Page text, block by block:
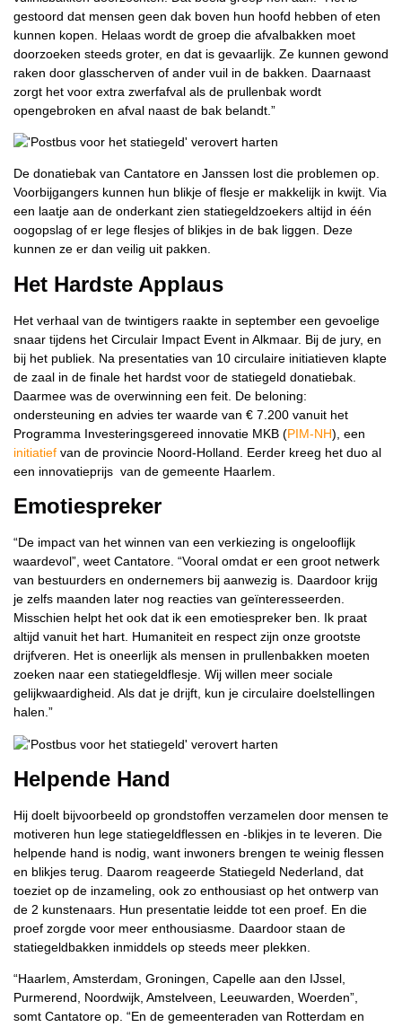
gestoord dat mensen geen dak boven hun hoofd hebben of eten
kunnen kopen. Helaas wordt de groep die afvalbakken moet
doorzoeken steeds groter, en dat is gevaarlijk. Ze kunnen gewond
raken door glasscherven of ander vuil in de bakken. Daarnaast
zorgt het voor extra zwerfafval als de prullenbak wordt
opengebroken en afval naast de bak belandt.”
De donatiebak van Cantatore en Janssen lost die problemen op.
Voorbijgangers kunnen hun blikje of flesje er makkelijk in kwijt. Via
een laatje aan de onderkant zien statiegeldzoekers altijd in één
oogopslag of er lege flesjes of blikjes in de bak liggen. Deze
kunnen ze er dan veilig uit pakken.
Het Hardste Applaus
Het verhaal van de twintigers raakte in september een gevoelige
snaar tijdens het Circulair Impact Event in Alkmaar. Bij de jury, en
bij het publiek. Na presentaties van 10 circulaire initiatieven klapte
de zaal in de finale het hardst voor de statiegeld donatiebak.
Daarmee was de overwinning een feit. De beloning:
ondersteuning en advies ter waarde van € 7.200 vanuit het
Programma Investeringsgereed innovatie MKB (PIM-NH), een
initiatief van de provincie Noord-Holland. Eerder kreeg het duo al
een innovatieprijs van de gemeente Haarlem.
Emotiespreker
“De impact van het winnen van een verkiezing is ongelooflijk
waardevol”, weet Cantatore. “Vooral omdat er een groot netwerk
van bestuurders en ondernemers bij aanwezig is. Daardoor krijg
je zelfs maanden later nog reacties van geïnteresseerden.
Misschien helpt het ook dat ik een emotiespreker ben. Ik praat
altijd vanuit het hart. Humaniteit en respect zijn onze grootste
drijfveren. Het is oneerlijk als mensen in prullenbakken moeten
zoeken naar een statiegeldflesje. Wij willen meer sociale
gelijkwaardigheid. Als dat je drijft, kun je circulaire doelstellingen
halen.”
Helpende Hand
Hij doelt bijvoorbeeld op grondstoffen verzamelen door mensen te
motiveren hun lege statiegeldflessen en -blikjes in te leveren. Die
helpende hand is nodig, want inwoners brengen te weinig flessen
en blikjes terug. Daarom reageerde Statiegeld Nederland, dat
toeziet op de inzameling, ook zo enthousiast op het ontwerp van
de 2 kunstenaars. Hun presentatie leidde tot een proef. En die
proef zorgde voor meer enthousiasme. Daardoor staan de
statiegeldbakken inmiddels op steeds meer plekken.
“Haarlem, Amsterdam, Groningen, Capelle aan den IJssel,
Purmerend, Noordwijk, Amstelveen, Leeuwarden, Woerden”,
somt Cantatore op. “En de gemeenteraden van Rotterdam en